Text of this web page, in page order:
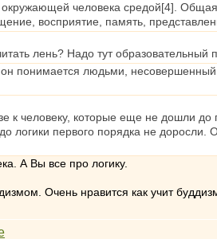
человека средой[4].
восприятие, память,
лень? Надо тут образовательный
он понимается людьми,
к человеку, которые еще не дошли
первого порядка не доросли.
А Вы все про логику.
Очень нравится как учит